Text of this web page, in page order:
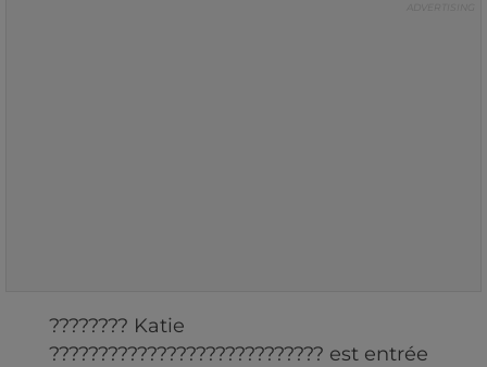
???????? Katie
???????????????????????????? est entrée